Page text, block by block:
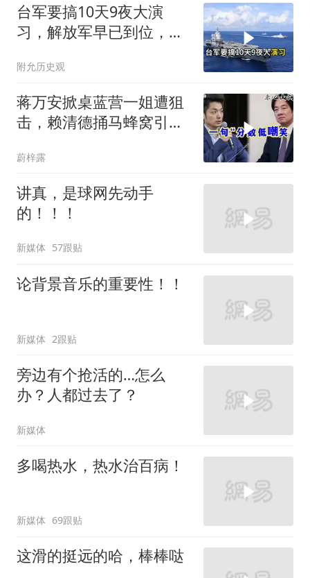
台军要搞10天9夜大演
习，解放军早已到位，美
味了
附允历史观
蒋万安掀桌蓝营一姐遭狙
击，赖清德捅马蜂窝引风
蔚梓露
讲真，是球网先动手
的！！！
新媒体 57跟贴
论背景音乐的重要性！！
新媒体 2跟贴
旁边有个抢活的…怎么
办？人都过去了？
新媒体
多喝热水，热水治百病！
新媒体 69跟贴
这滑的挺远的哈，棒棒哒